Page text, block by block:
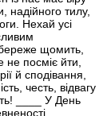
надійного тилу,
Нехай усі
щомить,
посміє йти,
й сподівання,
честь, відвагу
____ У День